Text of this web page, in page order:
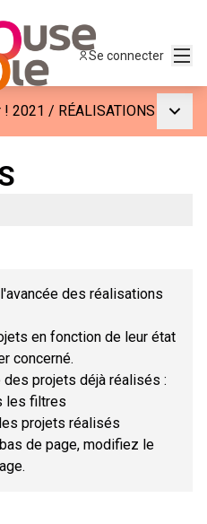
Se connecter
! 2021 / RÉALISATIONS
des réalisations
en fonction de leur état
concerné.
projets déjà réalisés :
les filtres
projets réalisés
de page, modifiez le